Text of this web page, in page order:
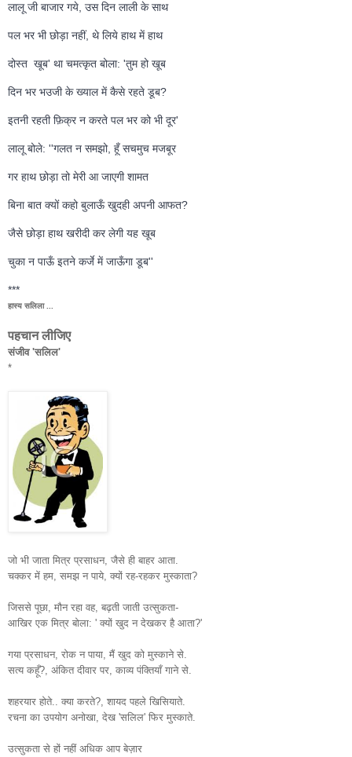
लालू जी बाजार गये, उस दिन लाली के साथ
पल भर भी छोड़ा नहीं, थे लिये हाथ में हाथ
दोस्त  खूब' था चमत्कृत बोला: 'तुम हो खूब
दिन भर भउजी के ख्याल में कैसे रहते डूब?
इतनी रहती फ़िक्र न करते पल भर को भी दूर'
लालू बोले: ''गलत न समझो, हूँ सचमुच मजबूर
गर हाथ छोड़ा तो मेरी आ जाएगी शामत
बिना बात क्यों कहो बुलाऊँ खुदही अपनी आफत?
जैसे छोड़ा हाथ खरीदी कर लेगी यह खूब
चुका न पाऊँ इतने कर्जे में जाऊँगा डूब''
***
हास्य सलिला ...
पहचान लीजिए
संजीव 'सलिल'
*
जो भी जाता मित्र प्रसाधन, जैसे ही बाहर आता.
चक्कर में हम, समझ न पाये, क्यों रह-रहकर मुस्काता?
जिससे पूछा, मौन रहा वह, बढ़ती जाती उत्सुकता-
आखिर एक मित्र बोला: ' क्यों खुद न देखकर है आता?'
गया प्रसाधन, रोक न पाया, मैं खुद को मुस्काने से.
सत्य कहूँ?, अंकित दीवार पर, काव्य पंक्तियाँ गाने से.
शहरयार होते.. क्या करते?, शायद पहले खिसियाते.
रचना का उपयोग अनोखा, देख 'सलिल' फिर मुस्काते.
उत्सुकता से हों नहीं अधिक आप बेज़ार